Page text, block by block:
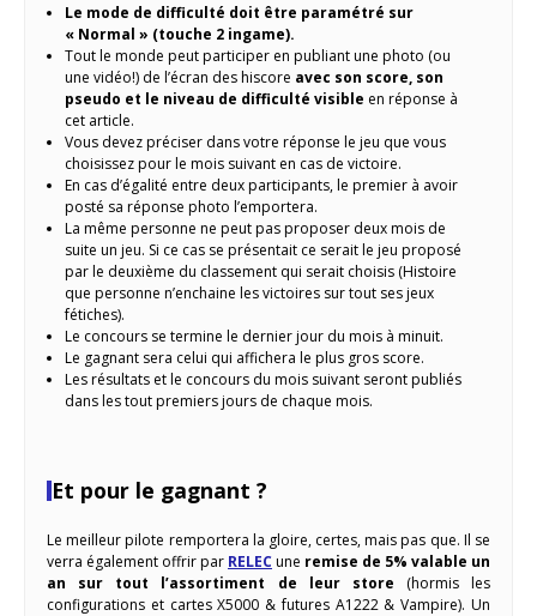
Le mode de difficulté doit être paramétré sur
« Normal » (touche 2 ingame).
Tout le monde peut participer en publiant une photo (ou
une vidéo!) de l’écran des hiscore avec son score, son
pseudo et le niveau de difficulté visible en réponse à
cet article.
Vous devez préciser dans votre réponse le jeu que vous
choisissez pour le mois suivant en cas de victoire.
En cas d’égalité entre deux participants, le premier à avoir
posté sa réponse photo l’emportera.
La même personne ne peut pas proposer deux mois de
suite un jeu. Si ce cas se présentait ce serait le jeu proposé
par le deuxième du classement qui serait choisis (Histoire
que personne n’enchaine les victoires sur tout ses jeux
fétiches).
Le concours se termine le dernier jour du mois à minuit.
Le gagnant sera celui qui affichera le plus gros score.
Les résultats et le concours du mois suivant seront publiés
dans les tout premiers jours de chaque mois.
Et pour le gagnant ?
Le meilleur pilote remportera la gloire, certes, mais pas que. Il se
verra également offrir par RELECune remise de 5% valable un
an sur tout l’assortiment de leur store (hormis les
configurations et cartes X5000 & futures A1222 & Vampire). Un